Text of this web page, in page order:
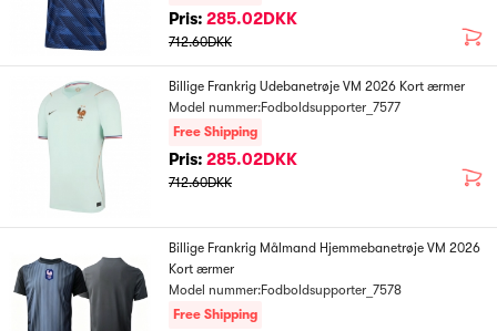
Pris: 285.02DKK
712.60DKK
Billige Frankrig Udebanetrøje VM 2026 Kort ærmer
Model nummer:Fodboldsupporter_7577
Free Shipping
Pris: 285.02DKK
712.60DKK
Billige Frankrig Målmand Hjemmebanetrøje VM 2026
Kort ærmer
Model nummer:Fodboldsupporter_7578
Free Shipping